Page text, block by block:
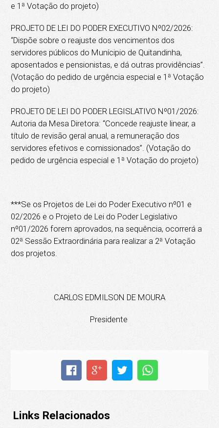
e 1ª Votação do projeto)
PROJETO DE LEI DO PODER EXECUTIVO Nº02/2026:
“Dispõe sobre o reajuste dos vencimentos dos
servidores públicos do Munícipio de Quitandinha,
aposentados e pensionistas, e dá outras providências”.
(Votação do pedido de urgência especial e 1ª Votação
do projeto)
PROJETO DE LEI DO PODER LEGISLATIVO Nº01/2026:
Autoria da Mesa Diretora: “Concede reajuste linear, a
título de revisão geral anual, a remuneração dos
servidores efetivos e comissionados”. (Votação do
pedido de urgência especial e 1ª Votação do projeto)
***Se os Projetos de Lei do Poder Executivo nº01 e
02/2026 e o Projeto de Lei do Poder Legislativo
nº01/2026 forem aprovados, na sequência, ocorrerá a
02ª Sessão Extraordinária para realizar a 2ª Votação
dos projetos.
CARLOS EDMILSON DE MOURA
Presidente
Links Relacionados